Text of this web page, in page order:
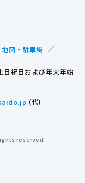
地図・駐車場 ／
祝日および年末年始
(代)
reserved.